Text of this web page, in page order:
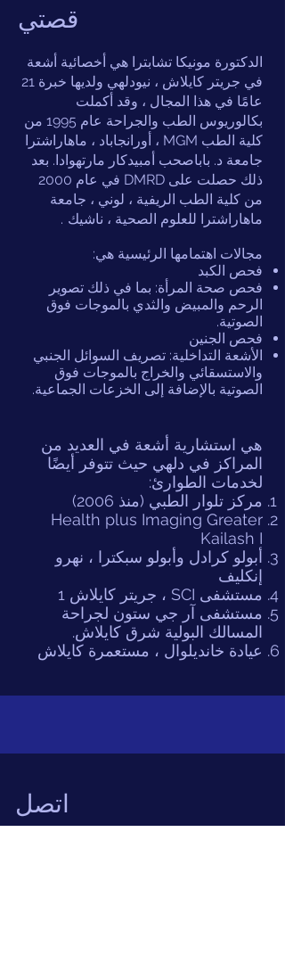
قصتي
الدكتورة مونيكا تشابترا هي أخصائية أشعة
في جريتر كايلاش ، نيودلهي ولديها خبرة 21
عامًا في هذا المجال ، وقد أكملت
بكالوريوس الطب والجراحة عام 1995 من
كلية الطب MGM ، أورانجاباد ، ماهاراشترا
جامعة د. باباصحب أمبيدكار مارتهوادا. بعد
ذلك حصلت على DMRD في عام 2000
من كلية الطب الريفية ، لوني ، جامعة
ماهاراشترا للعلوم الصحية ، ناشيك .
مجالات اهتمامها الرئيسية هي:
فحص الكبد
فحص صحة المرأة: بما في ذلك تصوير
الرحم والمبيض والثدي بالموجات فوق
الصوتية.
فحص الجنين
الأشعة التداخلية: تصريف السوائل الجنبي
والاستسقائي والخراج بالموجات فوق
الصوتية بالإضافة إلى الخزعات الجماعية.
هي استشارية أشعة في العديد من
المراكز في دلهي حيث تتوفر أيضًا
لخدمات الطوارئ:
مركز تلوار الطبي (منذ 2006)
Health plus Imaging Greater
Kailash I
أبولو كرادل وأبولو سبكترا ، نهرو
إنكليف
مستشفى SCI ، جريتر كايلاش 1
مستشفى آر جي ستون لجراحة
المسالك البولية شرق كايلاش.
عيادة خانديلوال ، مستعمرة كايلاش
اتصل